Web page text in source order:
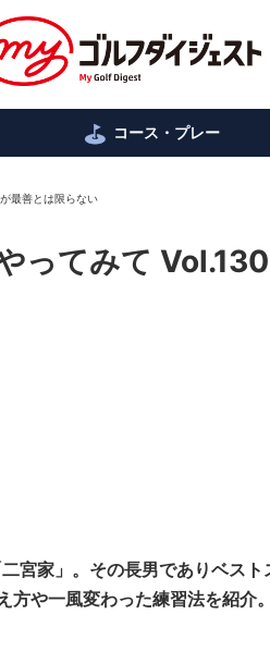
コース・プレー
最善とは限らない
ってみて
宮家」。その長男でありベスト
や一風変わった練習法を紹介